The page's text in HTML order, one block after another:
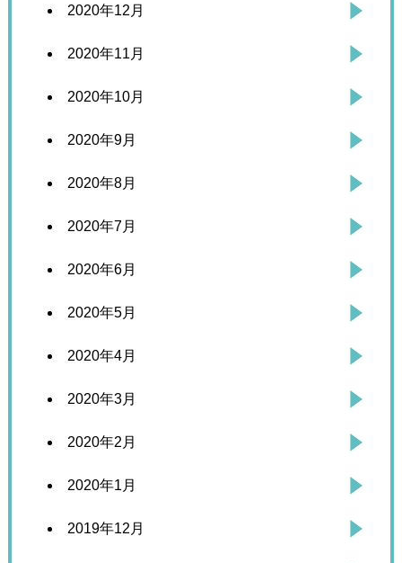
2020年12月
2020年11月
2020年10月
2020年9月
2020年8月
2020年7月
2020年6月
2020年5月
2020年4月
2020年3月
2020年2月
2020年1月
2019年12月